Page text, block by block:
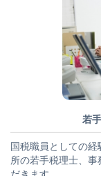
若
国税職員としての
所の若手税理士、